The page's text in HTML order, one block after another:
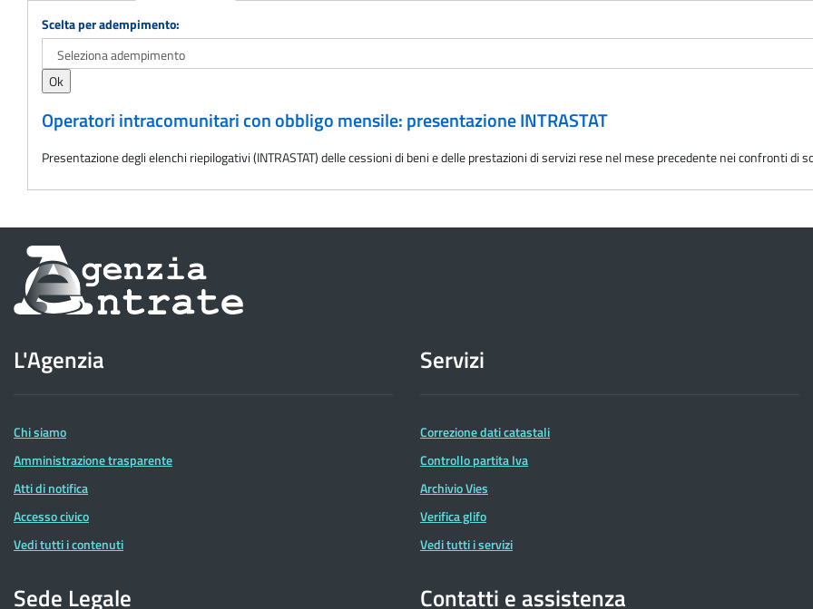
Adempimento
Scelta per adempimento:
Operatori intracomunitari con obbligo mensile: presentazione INTRASTAT
Presentazione degli elenchi riepilogativi (INTRASTAT) delle cessioni di beni e delle prestazioni di servizi rese nel mese precedente nei confronti di
Informazioni
sul
dell'Agenzia
delle
Entrate
L'Agenzia
Chi siamo
Amministrazione trasparente
Atti di notifica
Accesso civico
Vedi tutti i contenuti
Servizi
Correzione dati catastali
Controllo partita Iva
Archivio Vies
Verifica glifo
Vedi tutti i servizi
Sede Legale Contatti e assistenza